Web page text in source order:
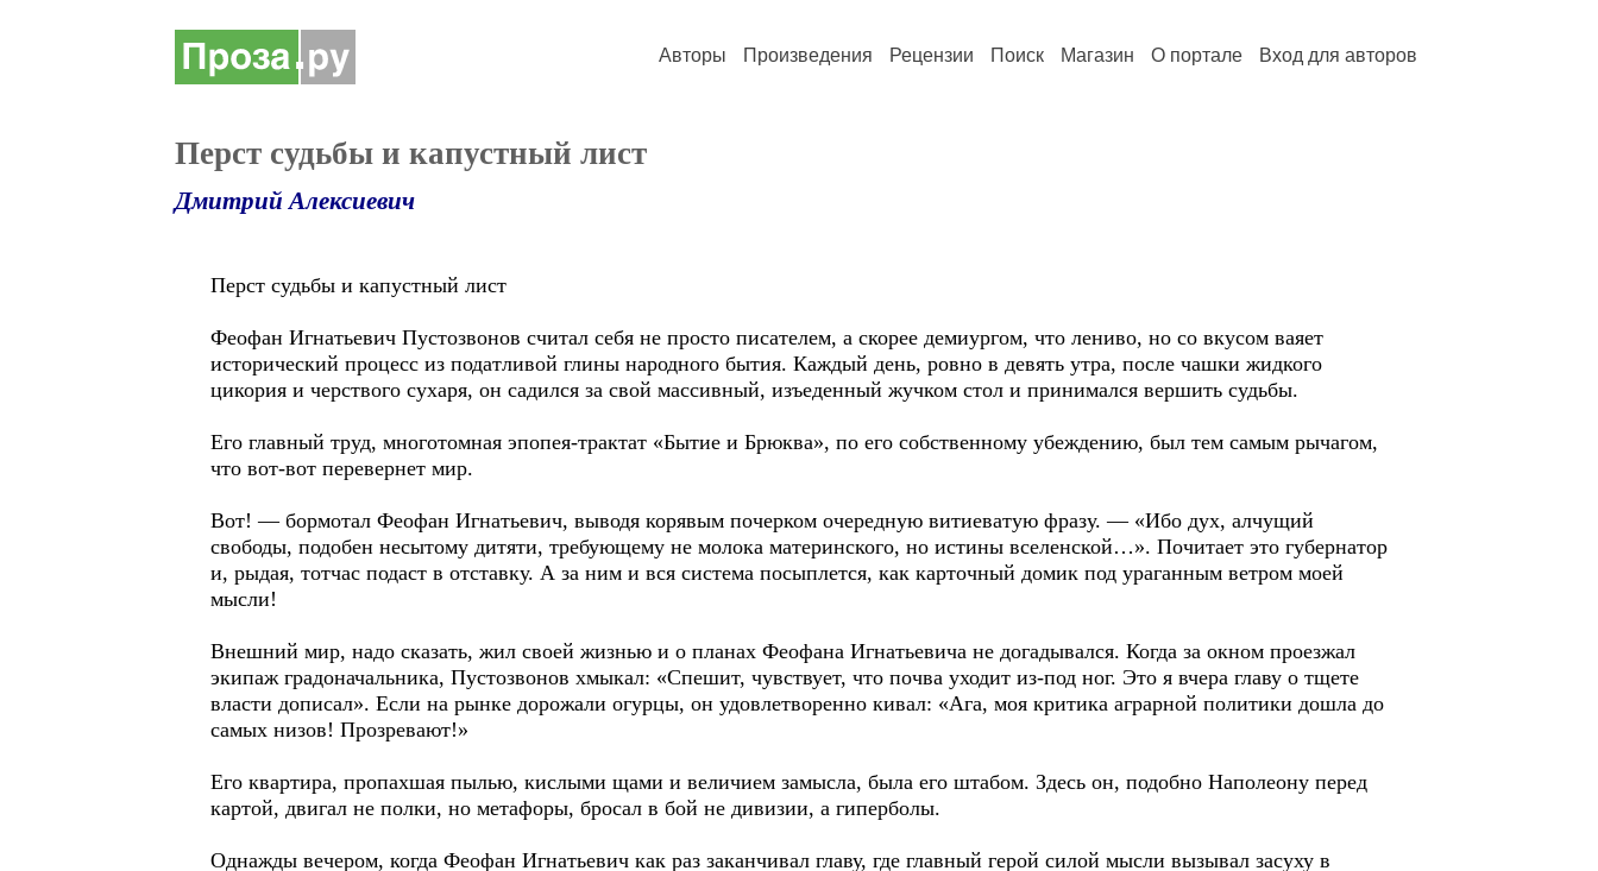
Авторы Произведения Рецензии Поиск Магазин О портале Вход для авторов
Перст судьбы и капустный лист
Дмитрий Алексиевич
Перст судьбы и капустный лист
Феофан Игнатьевич Пустозвонов считал себя не просто писателем, а скорее демиургом, что лениво, но со вкусом ваяет
исторический процесс из податливой глины народного бытия. Каждый день, ровно в девять утра, после чашки жидкого
цикория и черствого сухаря, он садился за свой массивный, изъеденный жучком стол и принимался вершить судьбы.
Его главный труд, многотомная эпопея-трактат «Бытие и Брюква», по его собственному убеждению, был тем самым рычагом,
что вот-вот перевернет мир.
Вот! — бормотал Феофан Игнатьевич, выводя корявым почерком очередную витиеватую фразу. — «Ибо дух, алчущий
свободы, подобен несытому дитяти, требующему не молока материнского, но истины вселенской…». Почитает это губернатор
и, рыдая, тотчас подаст в отставку. А за ним и вся система посыплется, как карточный домик под ураганным ветром моей
мысли!
Внешний мир, надо сказать, жил своей жизнью и о планах Феофана Игнатьевича не догадывался. Когда за окном проезжал
экипаж градоначальника, Пустозвонов хмыкал: «Спешит, чувствует, что почва уходит из-под ног. Это я вчера главу о тщете
власти дописал». Если на рынке дорожали огурцы, он удовлетворенно кивал: «Ага, моя критика аграрной политики дошла до
самых низов! Прозревают!»
Его квартира, пропахшая пылью, кислыми щами и величием замысла, была его штабом. Здесь он, подобно Наполеону перед
картой, двигал не полки, но метафоры, бросал в бой не дивизии, а гиперболы.
Однажды вечером, когда Феофан Игнатьевич как раз заканчивал главу, где главный герой силой мысли вызывал засуху в